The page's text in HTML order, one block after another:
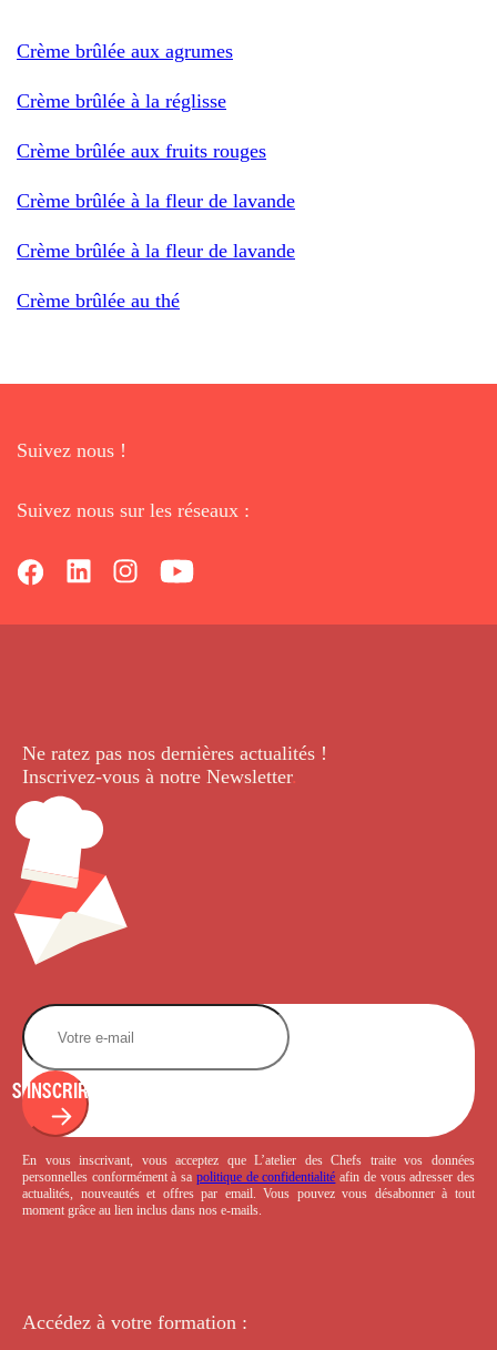
Crème brûlée aux agrumes
Crème brûlée à la réglisse
Crème brûlée aux fruits rouges
Crème brûlée à la fleur de lavande
Crème brûlée à la fleur de lavande
Crème brûlée au thé
Suivez nous !
Suivez nous sur les réseaux :
Ne ratez pas nos dernières actualités !
Inscrivez-vous à notre Newsletter.
S'INSCRIRE
En vous inscrivant, vous acceptez que L’atelier des Chefs traite vos données
personnelles conformément à sa politique de confidentialité afin de vous adresser des
actualités, nouveautés et offres par email. Vous pouvez vous désabonner à tout
moment grâce au lien inclus dans nos e-mails.
Accédez à votre formation :